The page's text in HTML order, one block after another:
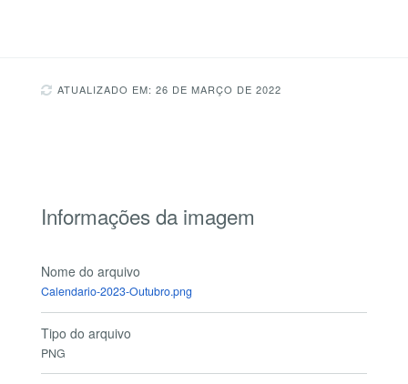
ATUALIZADO EM: 26 DE MARÇO DE 2022
Informações da imagem
Nome do arquivo
Calendario-2023-Outubro.png
Tipo do arquivo
PNG